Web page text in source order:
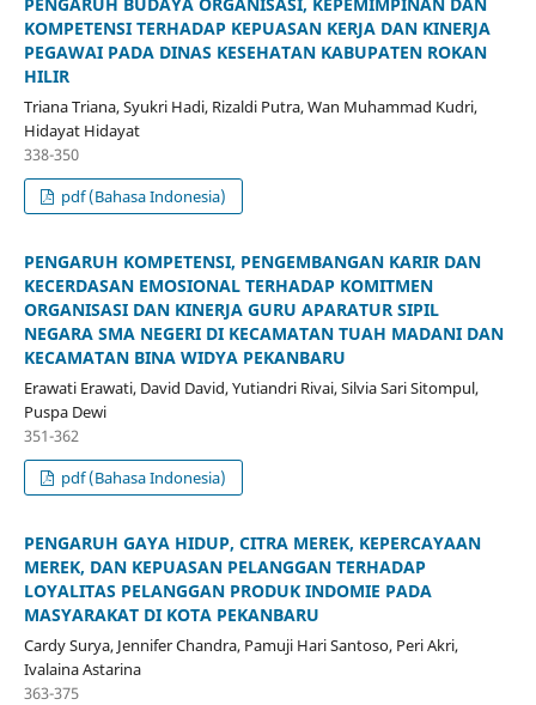
KOMPETENSI TERHADAP KEPUASAN KERJA DAN KINERJA
PEGAWAI PADA DINAS KESEHATAN KABUPATEN ROKAN
HILIR
Triana Triana, Syukri Hadi, Rizaldi Putra, Wan Muhammad Kudri,
Hidayat Hidayat
338-350
pdf (Bahasa Indonesia)
PENGARUH KOMPETENSI, PENGEMBANGAN KARIR DAN
KECERDASAN EMOSIONAL TERHADAP KOMITMEN
ORGANISASI DAN KINERJA GURU APARATUR SIPIL
NEGARA SMA NEGERI DI KECAMATAN TUAH MADANI DAN
KECAMATAN BINA WIDYA PEKANBARU
Erawati Erawati, David David, Yutiandri Rivai, Silvia Sari Sitompul,
Puspa Dewi
351-362
pdf (Bahasa Indonesia)
PENGARUH GAYA HIDUP, CITRA MEREK, KEPERCAYAAN
MEREK, DAN KEPUASAN PELANGGAN TERHADAP
LOYALITAS PELANGGAN PRODUK INDOMIE PADA
MASYARAKAT DI KOTA PEKANBARU
Cardy Surya, Jennifer Chandra, Pamuji Hari Santoso, Peri Akri,
Ivalaina Astarina
363-375